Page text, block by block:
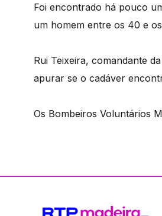
Foi encontrado há pouco
um homem entre os 40 e
Rui Teixeira, comandante
apurar se o cadáver
Os Bombeiros Voluntários